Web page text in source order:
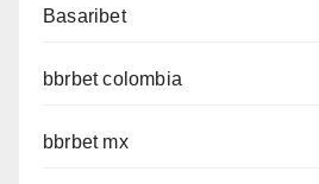
Basaribet
bbrbet colombia
bbrbet mx